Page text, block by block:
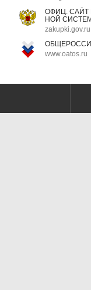
ОФИЦ.
НОЙ
zakupki.gov.ru
www.oatos.ru